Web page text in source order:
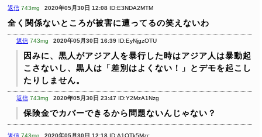
返信 743mg 2020年05月30日 12:08 ID:E3NDA2MTM
全く関係ないところが被害に遭ってるの笑えないわ
返信 743mg 2020年05月30日 16:39 ID:EyNjgzOTU
因みに、黒人がアジア人を暴行した時はアジア人は暴動起
こさないし、黒人は「差別はよくない！」とデモを起こし
たりしません。
返信 743mg 2020年05月30日 23:47 ID:Y2MzA1Nzg
保険金でカバーできるから問題ないんじゃない？
返信 743mg 2020年05月30日 12:18 ID:A1OTk5Mzc